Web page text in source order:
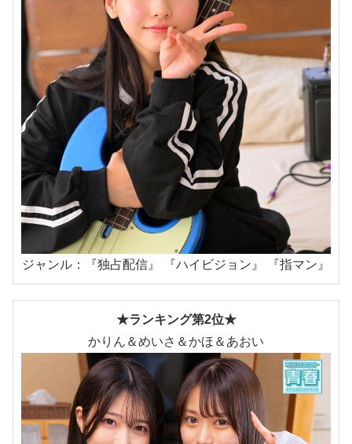
ジャンル：『独占配信』 『ハイビジョン』 『指マン』
★ランキング第2位★
かりん＆めいさ＆かほ＆あおい